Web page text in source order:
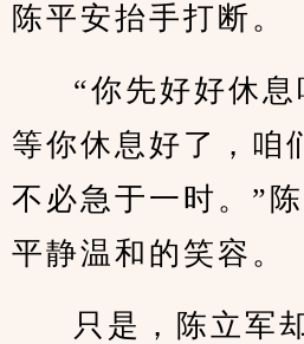
陈平安抬手打断。
“你先好好休
等你休息好了，咱
不必急于一时。”
平静温和的笑容。
只是，陈立军